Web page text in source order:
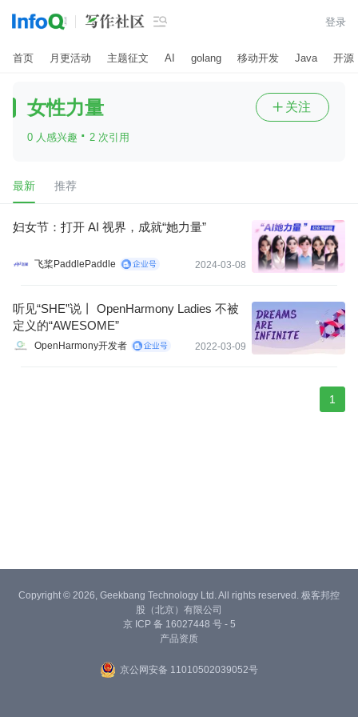
 登录
首页 月更活动 主题征文 AI golang 移动开发 Java 开源
女性力量
0 人感兴趣 · 2 次引用
 关注
最新 推荐
妇女节：打开 AI 视界，成就“她力量”
飞桨PaddlePaddle 2024-03-08
听见“SHE”说丨 OpenHarmony Ladies 不被
定义的“AWESOME”
OpenHarmony开发者 2022-03-09
1
Copyright © 2026, Geekbang Technology Ltd. All rights reserved. 极客邦控
股（北京）有限公司
京 ICP 备 16027448 号 - 5
产品资质
京公网安备 11010502039052号